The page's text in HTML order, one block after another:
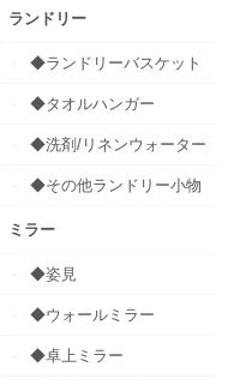
ランドリー
◆ランドリーバスケット
◆タオルハンガー
◆洗剤/リネンウォーター
◆その他ランドリー小物
ミラー
◆姿見
◆ウォールミラー
◆卓上ミラー